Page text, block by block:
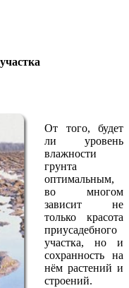
От того, будет
ли уровень
влажности
грунта
оптимальным,
во многом
зависит не
только красота
приусадебного
участка, но и
сохранность на
нём растений и
строений.